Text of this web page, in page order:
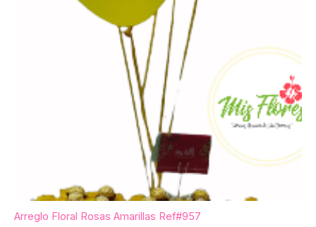
Arreglo Floral Rosas Amarillas Ref#957